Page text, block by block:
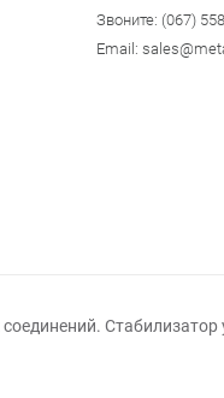
Звоните: (067)
Email:
Стабилизатор